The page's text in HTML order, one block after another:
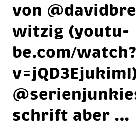
von
wit­zig (you­tu­
be.com/watch?
schrift aber …